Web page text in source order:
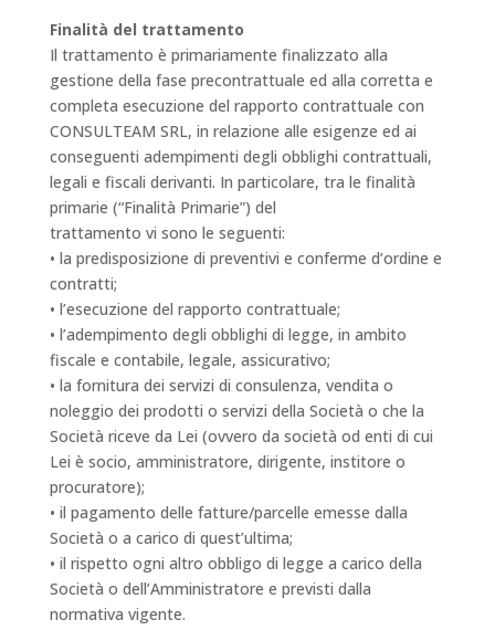
Finalità del trattamento
Il trattamento è primariamente finalizzato alla
gestione della fase precontrattuale ed alla corretta e
completa esecuzione del rapporto contrattuale con
CONSULTEAM SRL, in relazione alle esigenze ed ai
conseguenti adempimenti degli obblighi contrattuali,
legali e fiscali derivanti. In particolare, tra le finalità
primarie (“Finalità Primarie”) del
trattamento vi sono le seguenti:
• la predisposizione di preventivi e conferme d’ordine e
contratti;
• l’esecuzione del rapporto contrattuale;
• l’adempimento degli obblighi di legge, in ambito
fiscale e contabile, legale, assicurativo;
• la fornitura dei servizi di consulenza, vendita o
noleggio dei prodotti o servizi della Società o che la
Società riceve da Lei (ovvero da società od enti di cui
Lei è socio, amministratore, dirigente, institore o
procuratore);
• il pagamento delle fatture/parcelle emesse dalla
Società o a carico di quest’ultima;
• il rispetto ogni altro obbligo di legge a carico della
Società o dell’Amministratore e previsti dalla
normativa vigente.